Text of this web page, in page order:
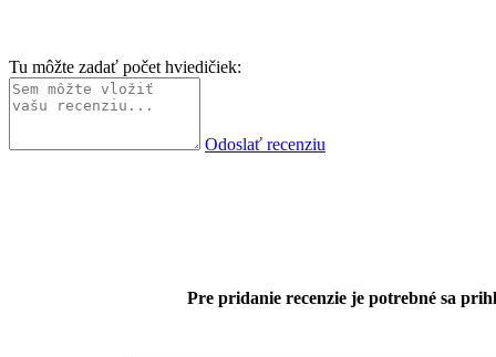
Tu môžte zadať počet hviedičiek:
Odoslať recenziu
Pre pridanie recenzie je potrebné sa